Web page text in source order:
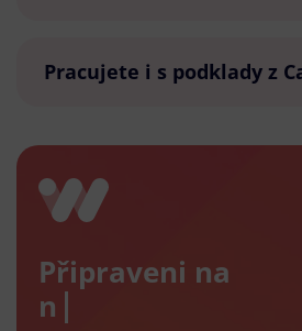
Pracujete i s podklady z
Připraveni na
nový e